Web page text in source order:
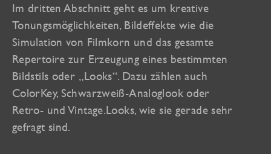
Im dritten Abschnitt geht es um kreative
Tonungsmöglichkeiten, Bildeffekte wie die
Simulation von Filmkorn und das gesamte
Repertoire zur Erzeugung eines bestimmten
Bildstils oder „Looks“. Dazu zählen auch
ColorKey, Schwarzweiß-Analoglook oder
Retro- und Vintage.Looks, wie sie gerade sehr
gefragt sind.